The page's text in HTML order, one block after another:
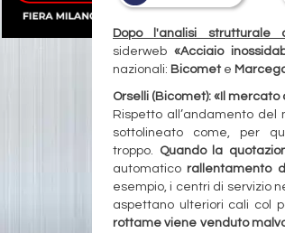
Dopo l'analisi strutturale
siderweb «Acciaio
nazionali: Bicomet e
Orselli (Bicomet): «Il
Rispetto all’andamento
sottolineato come, per
troppo. Quando la
automatico rallentamento
esempio, i centri di servizio
aspettano ulteriori cali col
rottame viene venduto